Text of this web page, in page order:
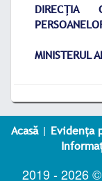
DIRECȚIA
MINISTERUL
Acasă| Evidența
2019 - 2026